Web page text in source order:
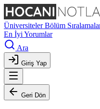
ÜniversitelerBölüm
En İyi Yorumlar
Ara
Giriş Yap
Geri Dön